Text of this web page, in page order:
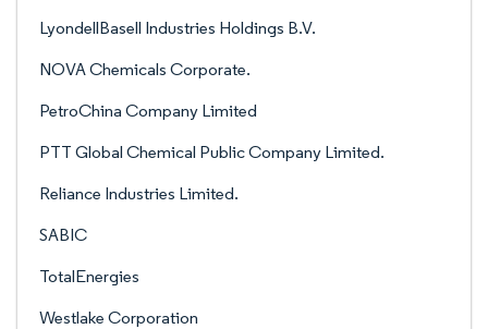
LyondellBasell Industries Holdings B.V.
NOVA Chemicals Corporate.
PetroChina Company Limited
PTT Global Chemical Public Company Limited.
Reliance Industries Limited.
SABIC
TotalEnergies
Westlake Corporation